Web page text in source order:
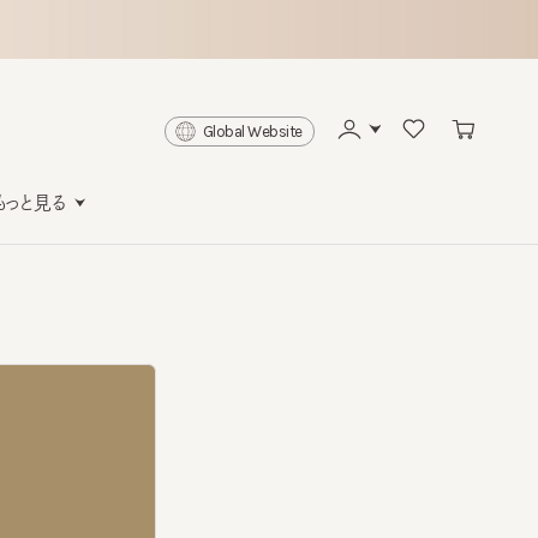
Global Website
る